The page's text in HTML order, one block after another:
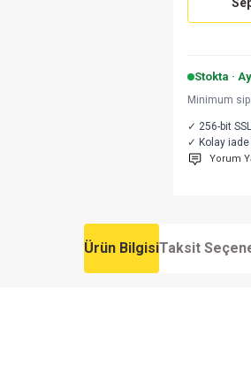
Stokta ·
Minimum
✓ 256-bit
✓ Kolay
Yorum
Ürün BilgisiTaksit